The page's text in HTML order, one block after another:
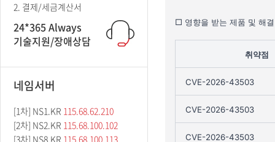
2. 결제/세금계산서
24*365 Always
기술지원/장애상담
네임서버
[1차] NS1.KR 115.68.62.210
[2차] NS2.KR 115.68.100.102
[3차] NS8.KR 115.68.100.113